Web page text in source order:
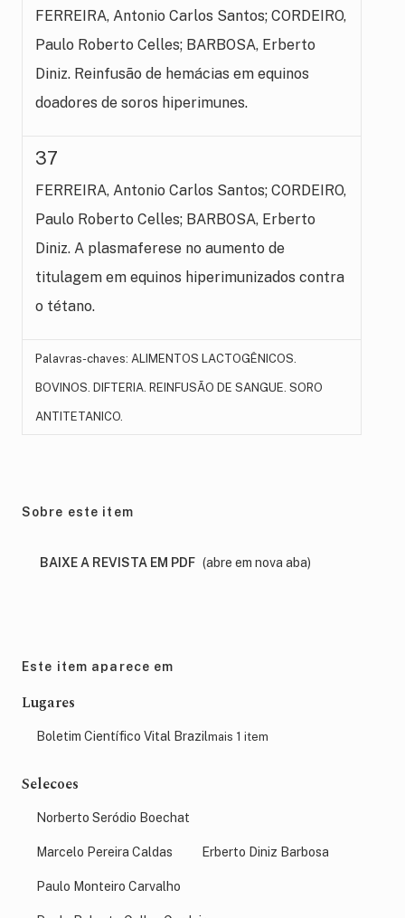
FERREIRA, Antonio Carlos Santos; CORDEIRO,
Paulo Roberto Celles; BARBOSA, Erberto
Diniz. Reinfusão de hemácias em equinos
doadores de soros hiperimunes.
37
FERREIRA, Antonio Carlos Santos; CORDEIRO,
Paulo Roberto Celles; BARBOSA, Erberto
Diniz. A plasmaferese no aumento de
titulagem em equinos hiperimunizados contra
o tétano.
Palavras-chaves: ALIMENTOS LACTOGÊNICOS.
BOVINOS. DIFTERIA. REINFUSÃO DE SANGUE. SORO
ANTITETANICO.
Sobre este item
BAIXE A REVISTA EM PDF (abre em nova aba)
Este item aparece em
Lugares
Boletim Científico Vital Brazilmais 1 item
Selecoes
Norberto Seródio Boechat
Marcelo Pereira Caldas Erberto Diniz Barbosa
Paulo Monteiro Carvalho